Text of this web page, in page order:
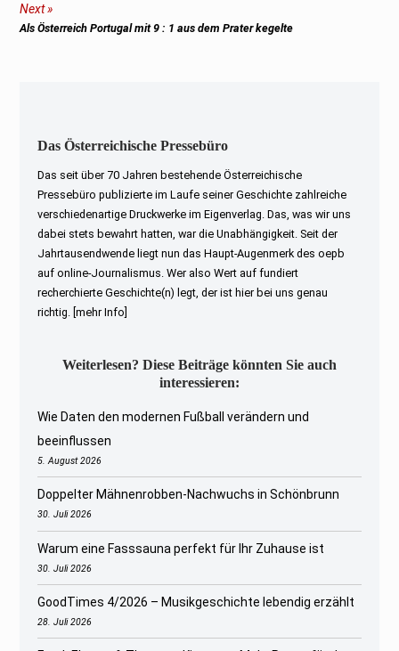
Next
Next
Als Österreich Portugal mit 9 : 1 aus dem Prater kegelte
Das Österreichische Pressebüro
Das seit über 70 Jahren bestehende Österreichische
Pressebüro publizierte im Laufe seiner Geschichte zahlreiche
verschiedenartige Druckwerke im Eigenverlag. Das, was wir uns
dabei stets bewahrt hatten, war die Unabhängigkeit. Seit der
Jahrtausendwende liegt nun das Haupt-Augenmerk des oepb
auf online-Journalismus. Wer also Wert auf fundiert
recherchierte Geschichte(n) legt, der ist hier bei uns genau
richtig.
[mehr Info]
Weiterlesen? Diese Beiträge könnten Sie auch
interessieren:
Wie Daten den modernen Fußball verändern und
beeinflussen
5. August 2026
Doppelter Mähnenrobben-Nachwuchs in Schönbrunn
30. Juli 2026
Warum eine Fasssauna perfekt für Ihr Zuhause ist
30. Juli 2026
GoodTimes 4/2026 – Musikgeschichte lebendig erzählt
28. Juli 2026